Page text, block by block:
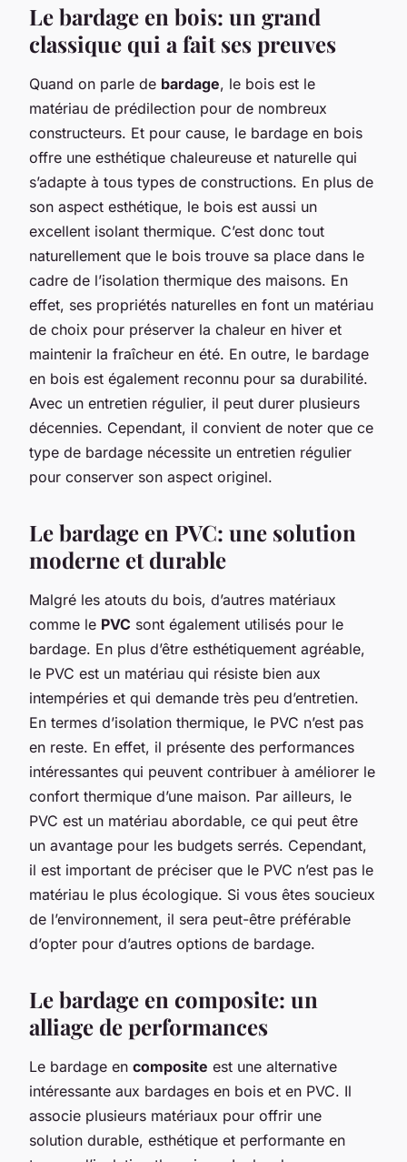
Le bardage en bois: un grand
classique qui a fait ses preuves
Quand on parle de bardage, le bois est le
matériau de prédilection pour de nombreux
constructeurs. Et pour cause, le bardage en bois
offre une esthétique chaleureuse et naturelle qui
s’adapte à tous types de constructions. En plus de
son aspect esthétique, le bois est aussi un
excellent isolant thermique. C’est donc tout
naturellement que le bois trouve sa place dans le
cadre de l’isolation thermique des maisons. En
effet, ses propriétés naturelles en font un matériau
de choix pour préserver la chaleur en hiver et
maintenir la fraîcheur en été. En outre, le bardage
en bois est également reconnu pour sa durabilité.
Avec un entretien régulier, il peut durer plusieurs
décennies. Cependant, il convient de noter que ce
type de bardage nécessite un entretien régulier
pour conserver son aspect originel.
Le bardage en PVC: une solution
moderne et durable
Malgré les atouts du bois, d’autres matériaux
comme le PVC sont également utilisés pour le
bardage. En plus d’être esthétiquement agréable,
le PVC est un matériau qui résiste bien aux
intempéries et qui demande très peu d’entretien.
En termes d’isolation thermique, le PVC n’est pas
en reste. En effet, il présente des performances
intéressantes qui peuvent contribuer à améliorer le
confort thermique d’une maison. Par ailleurs, le
PVC est un matériau abordable, ce qui peut être
un avantage pour les budgets serrés. Cependant,
il est important de préciser que le PVC n’est pas le
matériau le plus écologique. Si vous êtes soucieux
de l’environnement, il sera peut-être préférable
d’opter pour d’autres options de bardage.
Le bardage en composite: un
alliage de performances
Le bardage en composite est une alternative
intéressante aux bardages en bois et en PVC. Il
associe plusieurs matériaux pour offrir une
solution durable, esthétique et performante en